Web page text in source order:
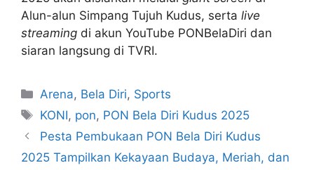
Alun-alun Simpang Tujuh Kudus, serta live
streaming di akun YouTube PONBelaDiri dan
siaran langsung di TVRI.
Arena, Bela Diri, Sports
KONI, pon, PON Bela Diri Kudus 2025
Pesta Pembukaan PON Bela Diri Kudus
2025 Tampilkan Kekayaan Budaya, Meriah, dan